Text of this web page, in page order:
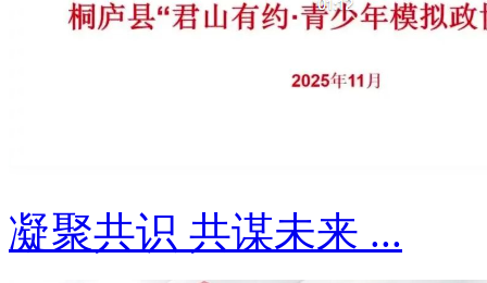
凝聚共识 共谋未来 ...